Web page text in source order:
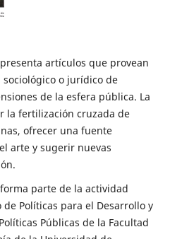
artículos que provean
o jurídico de
de la esfera pública. La
la fertilización cruzada de
ofrecer una fuente
arte y sugerir nuevas
parte de la actividad
Políticas para el Desarrollo y
Públicas de la Facultad